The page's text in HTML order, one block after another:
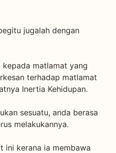
jugalah dengan
matlamat yang
terhadap matlamat
Inertia Kehidupan.
sesuatu, anda berasa
melakukannya.
ini kerana ia membawa